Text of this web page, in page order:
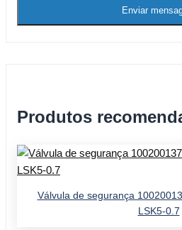
Enviar
Produtos
Válvula de segurança
LSK5-0.7